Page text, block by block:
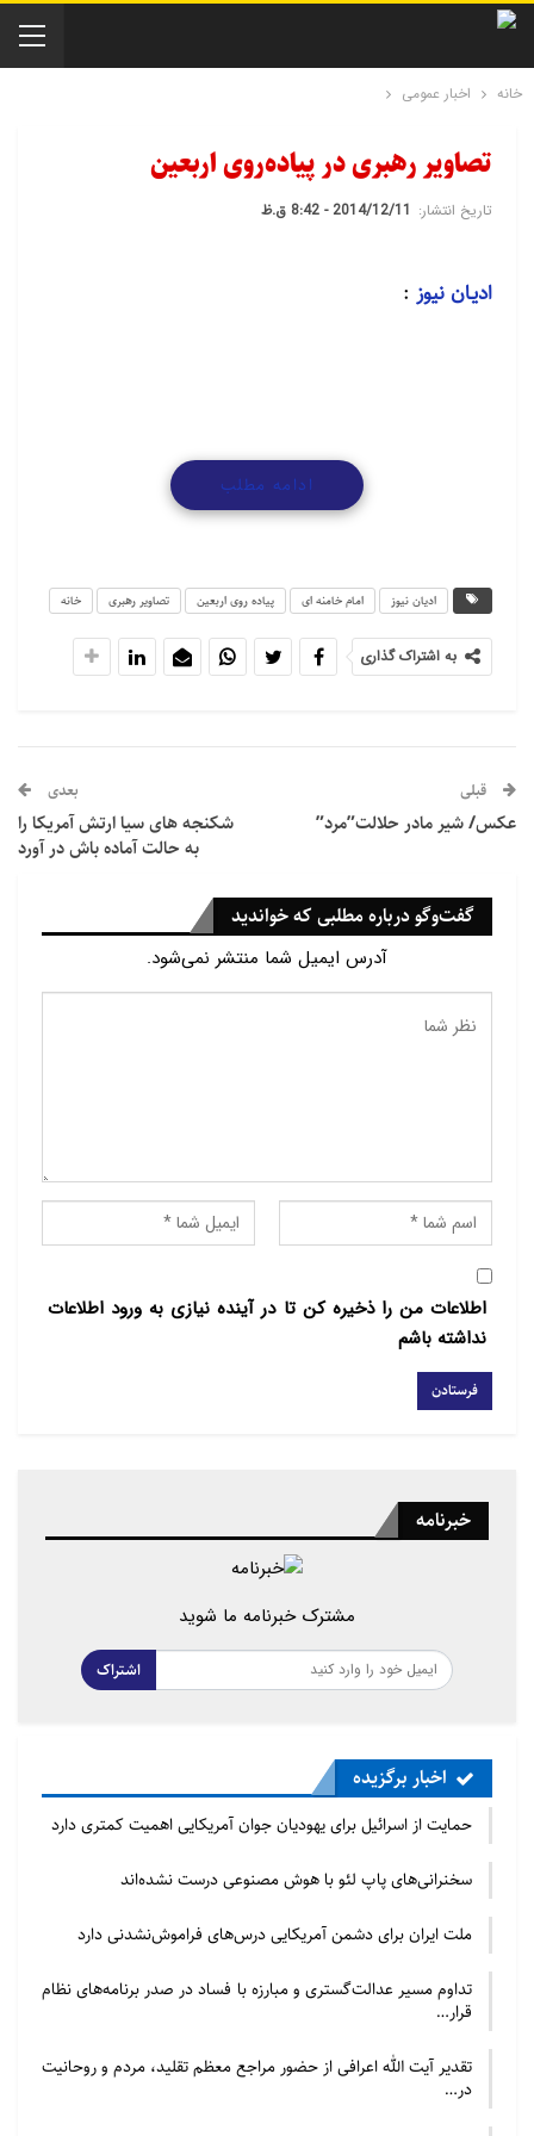
خانه اخبار عمومی
تصاویر رهبری در پیاده‌روی اربعین
تاریخ انتشار: 2014/12/11 - 8:42 ق.ظ
ادیـان نیوز :
منبع : مشرق
ادامه مطلب
ادیان نیوز امام خامنه ای پیاده روی اربعین تصاویر رهبری خانه
به اشتراک گذاری
قبلی
عکس/ شیر مادر حلالت”مرد”
بعدی
شکنجه های سیا ارتش آمریکا را
به حالت آماده باش در آورد
گفت‌وگو درباره مطلبی که خواندید
آدرس ایمیل شما منتشر نمی‌شود.
اطلاعات من را ذخیره کن تا در آینده نیازی به ورود اطلاعات
نداشته باشم
خبرنامه
مشترک خبرنامه ما شوید
اشتراک
اخبار برگزیده
حمایت از اسرائیل برای یهودیان جوان آمریکایی اهمیت کمتری دارد
سخنرانی‌های پاپ لئو با هوش مصنوعی درست نشده‌اند
ملت ایران برای دشمن آمریکایی درس‌های فراموش‌نشدنی دارد
تداوم مسیر عدالت‌گستری و مبارزه با فساد در صدر برنامه‌های نظام
قرار…
تقدیر آیت الله اعرافی از حضور مراجع معظم تقلید، مردم و روحانیت
در…